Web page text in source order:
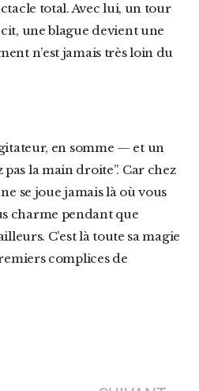
total. Avec lui, un tour
une blague devient une
n’est jamais très loin du
la main droite”. Car chez
se joue jamais là où vous
charme pendant que
C’est là toute sa magie
complices de